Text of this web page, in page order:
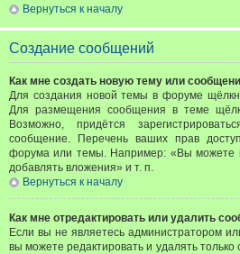
Вернуться к началу
Создание сообщений
Как мне создать новую тему или
Для создания новой темы в форуме
Для размещения сообщения в теме
Возможно, придётся
сообщение. Перечень ваших прав
форума или темы. Например: «Вы можете
добавлять вложения» и т. п.
Вернуться к началу
Как мне отредактировать или удалить
Если вы не являетесь администратором
вы можете редактировать и удалять